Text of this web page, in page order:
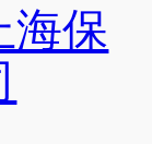
海保